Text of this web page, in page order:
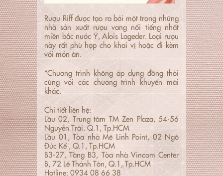
Rượu Riff được tạo ra bởi một trong những
nhà sản xuất rượu vang nổi tiếng nhất
miền bắc nước Ý, Alois Lageder. Loại rượu
này rất phù hợp cho khai vị hoặc đi kèm
với món ăn.
*Chương trình không áp dụng đồng thời
cùng với các chương trình khuyến mãi
khác.
Chi tiết liên hệ:
Lầu 02, Trung tâm TM Zen Plaza, 54-56
Nguyễn Trãi. Q.1, Tp.HCM
Lầu 01, Tòa nhà Mê Linh Point, 02 Ngô
Đức Kế , Q.1, Tp.HCM
B3-27, Tầng B3, Tòa nhà Vincom Center
B, 72 Lê Thánh Tôn, Q.1, Tp.HCM
Hotline: 0934 08 66 38